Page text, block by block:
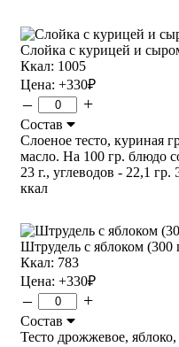
Слойка с курицей и
Ккал: 1005
Цена: +330₽
– +
Состав
Слоеное тесто, куриная
масло. На 100 гр. блюдо
23 г., углеводов - 22,1
ккал
Штрудель с яблоком (300
Ккал: 783
Цена: +330₽
– +
Состав
Тесто дрожжевое,